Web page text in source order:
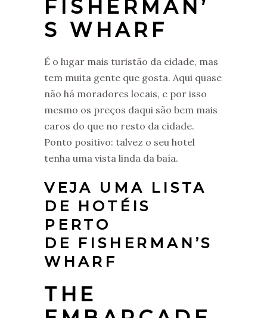
FISHERMAN’
S WHARF
É o lugar mais turistão da cidade, mas
tem muita gente que gosta. Aqui quase
não há moradores locais, e por isso
mesmo os preços daqui são bem mais
caros do que no resto da cidade.
Ponto positivo: talvez o seu hotel
tenha uma vista linda da baía.
VEJA UMA LISTA
DE HOTÉIS
PERTO
DE FISHERMAN’S
WHARF
THE